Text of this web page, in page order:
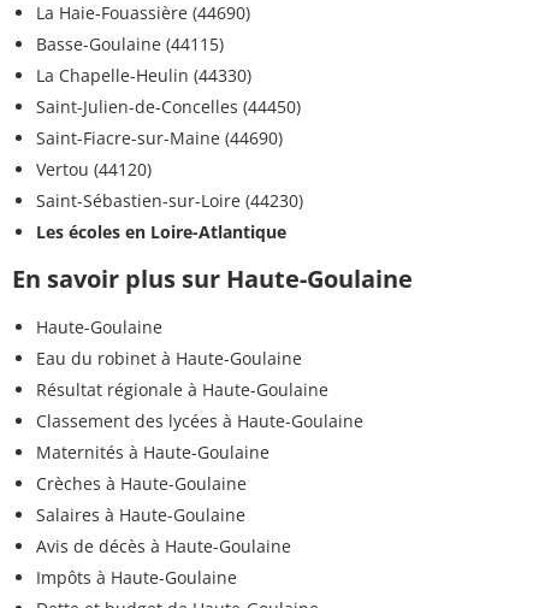
La Haie-Fouassière (44690)
Basse-Goulaine (44115)
La Chapelle-Heulin (44330)
Saint-Julien-de-Concelles (44450)
Saint-Fiacre-sur-Maine (44690)
Vertou (44120)
Saint-Sébastien-sur-Loire (44230)
Les écoles en Loire-Atlantique
En savoir plus sur Haute-Goulaine
Haute-Goulaine
Eau du robinet à Haute-Goulaine
Résultat régionale à Haute-Goulaine
Classement des lycées à Haute-Goulaine
Maternités à Haute-Goulaine
Crèches à Haute-Goulaine
Salaires à Haute-Goulaine
Avis de décès à Haute-Goulaine
Impôts à Haute-Goulaine